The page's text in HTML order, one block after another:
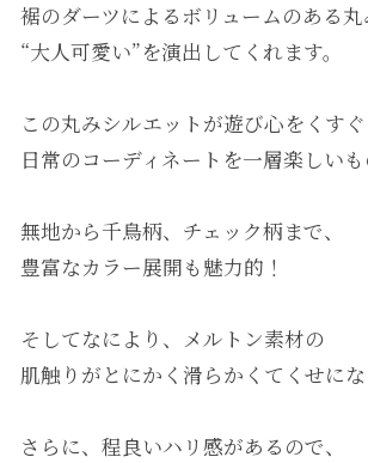
裾のダーツによるボリュームのある
“大人可愛い”を演出してくれます。
この丸みシルエットが遊び心をくす
日常のコーディネートを一層楽しい
無地から千鳥柄、チェック柄まで、
豊富なカラー展開も魅力的！
そしてなにより、メルトン素材の
肌触りがとにかく滑らかくてくせに
さらに、程良いハリ感があるので、